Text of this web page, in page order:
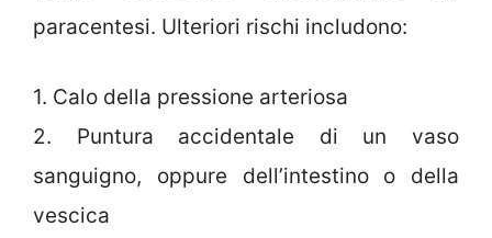
paracentesi. Ulteriori rischi includono:
1. Calo della pressione arteriosa
2. Puntura accidentale di un vaso
sanguigno, oppure dell’intestino o della
vescica